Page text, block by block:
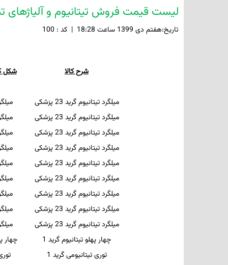
لیست قیمت فروش تیتانیوم و آلیاژهای
تاريخ:هفتم دی 1399 ساعت 18:28 | کد : 100
شرح کالا شکل
میلگرد تیتانیوم گرید 23 پزشکی
میلگرد تیتانیوم گرید 23 پزشکی
میلگرد تیتانیوم گرید 23 پزشکی
میلگرد تیتانیوم گرید 23 پزشکی
میلگرد تیتانیوم گرید 23 پزشکی
میلگرد تیتانیوم گرید 23 پزشکی
میلگرد تیتانیوم گرید 23 پزشکی
میلگرد تیتانیوم گرید 23 پزشکی
میلگرد تیتانیوم گرید 23 پزشکی
چهار پهلو تیتانیوم گرید 1
چهار
توری تیتانیومی گرید 1